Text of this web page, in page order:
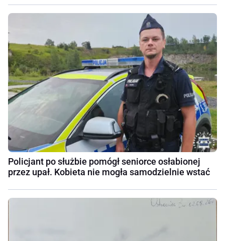
Policjant po służbie pomógł seniorce osłabionej
przez upał. Kobieta nie mogła samodzielnie wstać